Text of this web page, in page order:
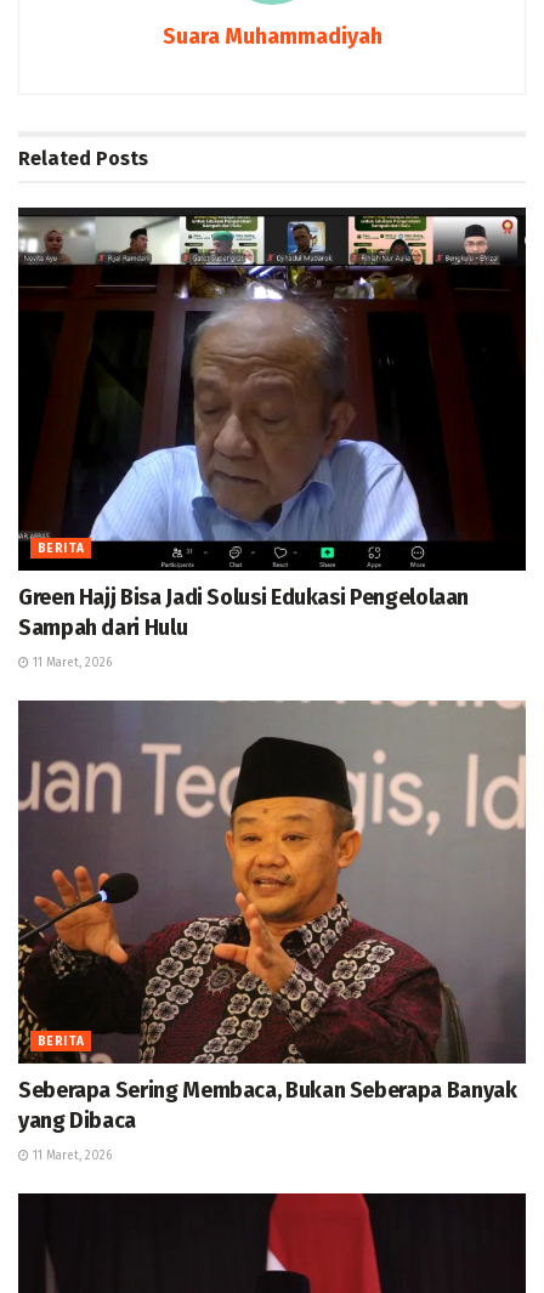
Suara Muhammadiyah
Related Posts
BERITA
Green Hajj Bisa Jadi Solusi Edukasi Pengelolaan
Sampah dari Hulu
11 Maret, 2026
BERITA
Seberapa Sering Membaca, Bukan Seberapa Banyak
yang Dibaca
11 Maret, 2026